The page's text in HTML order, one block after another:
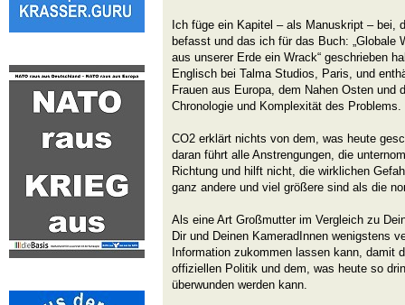
Ich füge ein Kapitel – als Manuskript – bei,
befasst und das ich für das Buch: „Globale
aus unserer Erde ein Wrack“ geschrieben
Englisch bei Talma Studios, Paris, und
Frauen aus Europa, dem Nahen Osten und
Chronologie und Komplexität des Problems.
CO2 erklärt nichts von dem, was heute
daran führt alle Anstrengungen, die
Richtung und hilft nicht, die wirklichen
ganz andere und viel größere sind als die
Als eine Art Großmutter im Vergleich zu
Dir und Deinen KameradInnen wenigstens
Information zukommen lassen kann, damit
offiziellen Politik und dem, was heute so
überwunden werden kann.